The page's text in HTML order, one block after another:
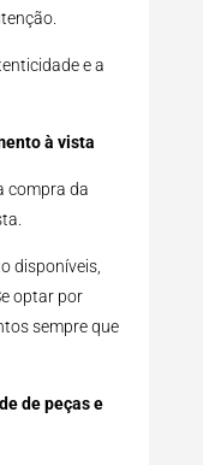
e a
à vista
compra da
disponíveis,
optar por
sempre que
de peças e